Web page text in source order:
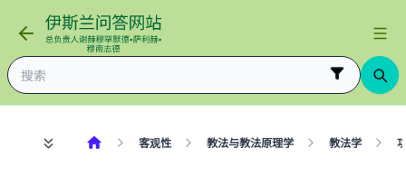
客观性 教法与教法原理学 教法学